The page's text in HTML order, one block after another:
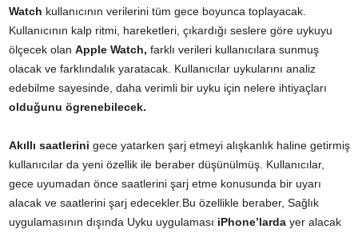
Watch kullanıcının verilerini tüm gece boyunca toplayacak.
Kullanıcının kalp ritmi, hareketleri, çıkardığı seslere göre uykuyu
ölçecek olan Apple Watch, farklı verileri kullanıcılara sunmuş
olacak ve farklındalık yaratacak. Kullanıcılar uykularını analiz
edebilme sayesinde, daha verimli bir uyku için nelere ihtiyaçları
olduğunu ögrenebilecek.
Akıllı saatlerini gece yatarken şarj etmeyi alışkanlık haline getirmiş
kullanıcılar da yeni özellik ile beraber düşünülmüş. Kullanıcılar,
gece uyumadan önce saatlerini şarj etme konusunda bir uyarı
alacak ve saatlerini şarj edecekler.Bu özellikle beraber, Sağlık
uygulamasının dışında Uyku uygulaması iPhone’larda yer alacak